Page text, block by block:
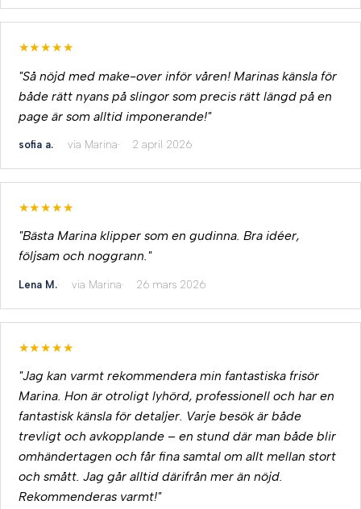
★★★★★
"Så nöjd med make-over inför våren! Marinas känsla för
både rätt nyans på slingor som precis rätt längd på en
page är som alltid imponerande!"
sofia a. via Marina 2 april 2026
★★★★★
"Bästa Marina klipper som en gudinna. Bra idéer,
följsam och noggrann."
Lena M. via Marina 26 mars 2026
★★★★★
"Jag kan varmt rekommendera min fantastiska frisör
Marina. Hon är otroligt lyhörd, professionell och har en
fantastisk känsla för detaljer. Varje besök är både
trevligt och avkopplande – en stund där man både blir
omhändertagen och får fina samtal om allt mellan stort
och smått. Jag går alltid därifrån mer än nöjd.
Rekommenderas varmt!"